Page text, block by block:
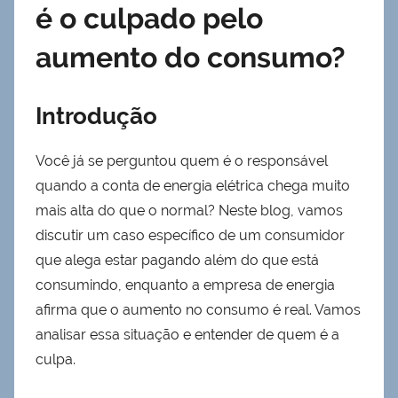
é o culpado pelo
aumento do consumo?
Introdução
Você já se perguntou quem é o responsável
quando a conta de energia elétrica chega muito
mais alta do que o normal? Neste blog, vamos
discutir um caso específico de um consumidor
que alega estar pagando além do que está
consumindo, enquanto a empresa de energia
afirma que o aumento no consumo é real. Vamos
analisar essa situação e entender de quem é a
culpa.